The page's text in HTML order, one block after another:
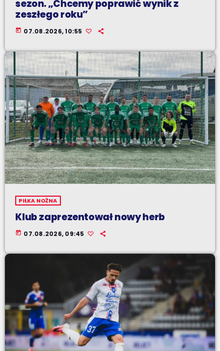
sezon. „Chcemy poprawić wynik z
zeszłego roku”
today 07.08.2026, 10:55
PIŁKA NOŻNA
Klub zaprezentował nowy herb
today 07.08.2026, 09:45